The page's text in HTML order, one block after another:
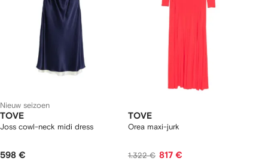
Nieuw seizoen
TOVE
Joss cowl-neck midi dress
598 €
TOVE
Orea maxi-jurk
1.322 € 817 €